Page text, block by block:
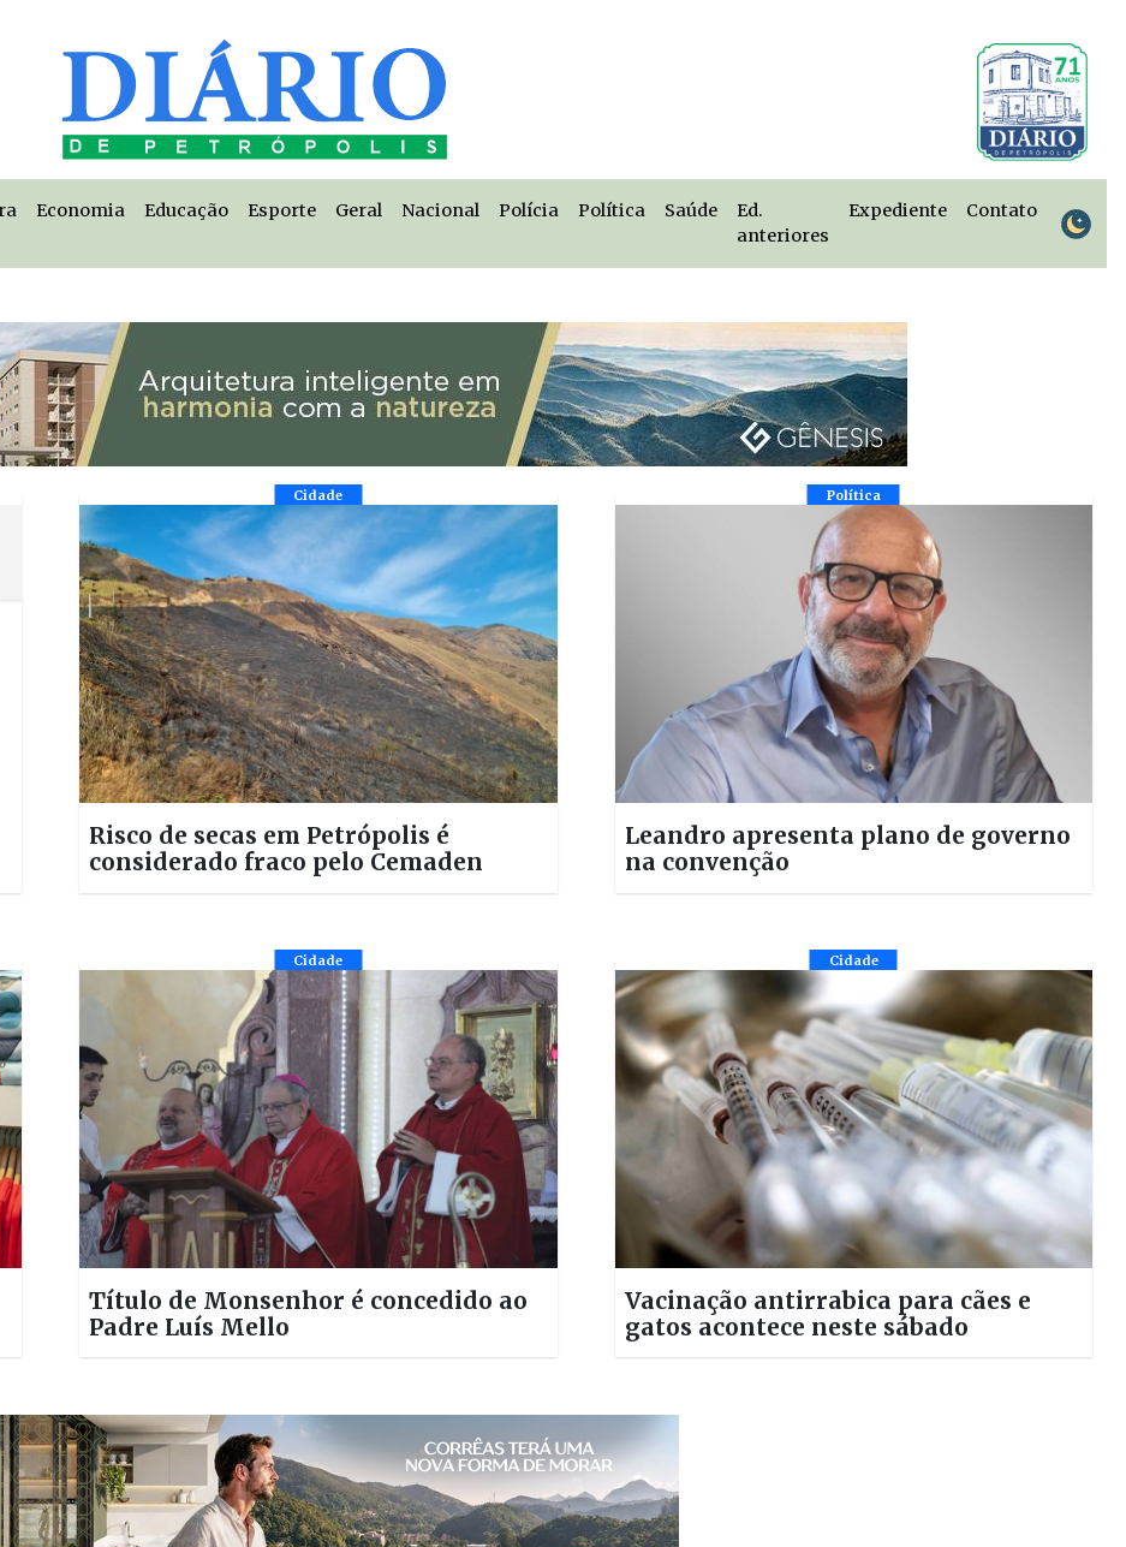
Economia Educação Esporte Geral Nacional Polícia Política Saúde
Ed.
anteriores
Expediente Contato
Cidade
Risco de secas em Petrópolis é
considerado fraco pelo Cemaden
Política
Leandro apresenta plano de governo
na convenção
Cidade
Título de Monsenhor é concedido ao
Padre Luís Mello
Cidade
Vacinação antirrabica para cães e
gatos acontece neste sábado